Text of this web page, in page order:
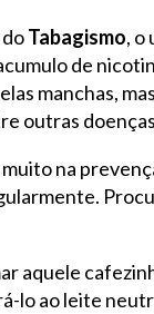
Tabagismo, o
de
manchas,
outras
na
aquele
lo ao leite